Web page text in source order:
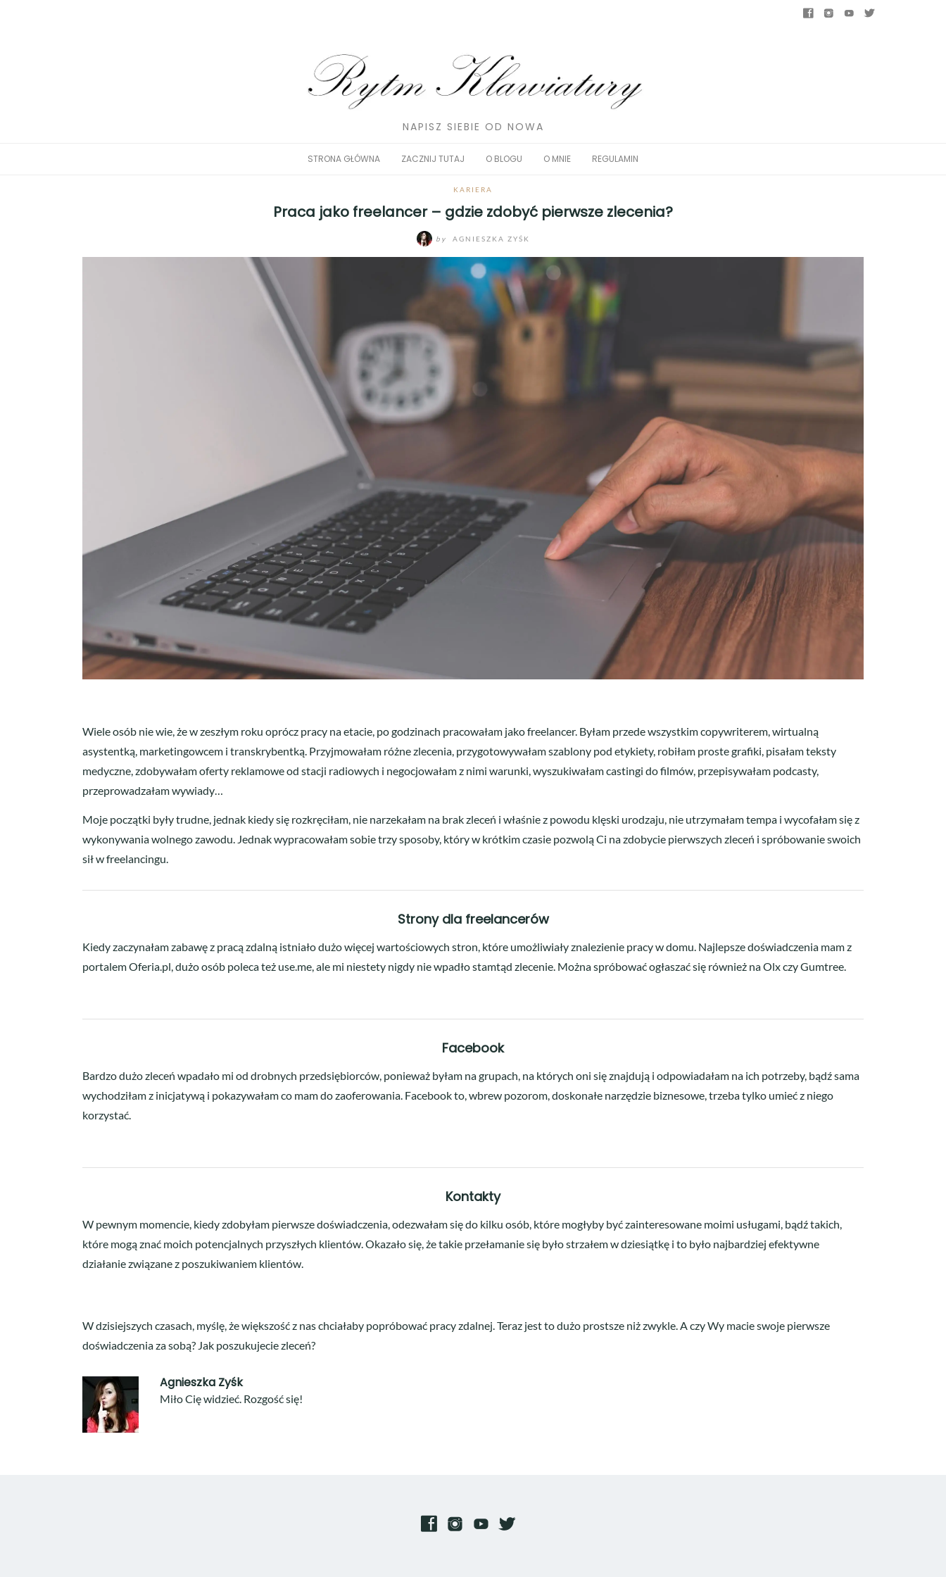
NAPISZ SIEBIE OD NOWA
STRONA GŁÓWNA ZACZNIJ TUTAJ O BLOGU O MNIE REGULAMIN
KARIERA
Praca jako freelancer – gdzie zdobyć pierwsze zlecenia?
by AGNIESZKA ZYŚK
Wiele osób nie wie, że w zeszłym roku oprócz pracy na etacie, po godzinach pracowałam jako freelancer. Byłam przede wszystkim copywriterem, wirtualną
asystentką, marketingowcem i transkrybentką. Przyjmowałam różne zlecenia, przygotowywałam szablony pod etykiety, robiłam proste grafiki, pisałam teksty
medyczne, zdobywałam oferty reklamowe od stacji radiowych i negocjowałam z nimi warunki, wyszukiwałam castingi do filmów, przepisywałam podcasty,
przeprowadzałam wywiady…
Moje początki były trudne, jednak kiedy się rozkręciłam, nie narzekałam na brak zleceń i właśnie z powodu klęski urodzaju, nie utrzymałam tempa i wycofałam się z
wykonywania wolnego zawodu. Jednak wypracowałam sobie trzy sposoby, który w krótkim czasie pozwolą Ci na zdobycie pierwszych zleceń i spróbowanie swoich
sił w freelancingu.
Strony dla freelancerów
Kiedy zaczynałam zabawę z pracą zdalną istniało dużo więcej wartościowych stron, które umożliwiały znalezienie pracy w domu. Najlepsze doświadczenia mam z
portalem Oferia.pl, dużo osób poleca też use.me, ale mi niestety nigdy nie wpadło stamtąd zlecenie. Można spróbować ogłaszać się również na Olx czy Gumtree.
Facebook
Bardzo dużo zleceń wpadało mi od drobnych przedsiębiorców, ponieważ byłam na grupach, na których oni się znajdują i odpowiadałam na ich potrzeby, bądź sama
wychodziłam z inicjatywą i pokazywałam co mam do zaoferowania. Facebook to, wbrew pozorom, doskonałe narzędzie biznesowe, trzeba tylko umieć z niego
korzystać.
Kontakty
W pewnym momencie, kiedy zdobyłam pierwsze doświadczenia, odezwałam się do kilku osób, które mogłyby być zainteresowane moimi usługami, bądź takich,
które mogą znać moich potencjalnych przyszłych klientów. Okazało się, że takie przełamanie się było strzałem w dziesiątkę i to było najbardziej efektywne
działanie związane z poszukiwaniem klientów.
W dzisiejszych czasach, myślę, że większość z nas chciałaby popróbować pracy zdalnej. Teraz jest to dużo prostsze niż zwykle. A czy Wy macie swoje pierwsze
doświadczenia za sobą? Jak poszukujecie zleceń?
Agnieszka Zyśk
Miło Cię widzieć. Rozgość się!